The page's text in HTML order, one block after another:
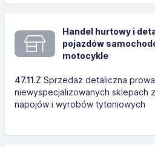
Handel hurtowy i
pojazdów
motocykle
47.11.Z Sprzedaż detaliczna
niewyspecjalizowanych sklepach
napojów i wyrobów tytoniowych